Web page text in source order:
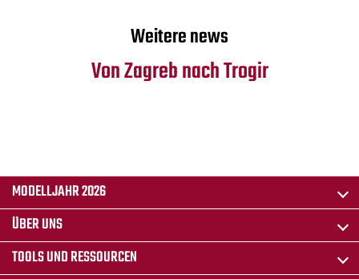
Weitere news
Von Zagreb nach Trogir
MODELLJAHR 2026
ÜBER UNS
TOOLS UND RESSOURCEN